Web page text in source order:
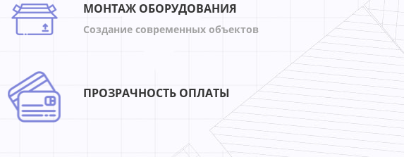
МОНТАЖ ОБОРУДОВАНИЯ
Создание современных объектов
ПРОЗРАЧНОСТЬ ОПЛАТЫ